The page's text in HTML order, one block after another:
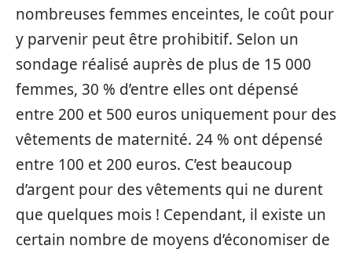
nombreuses femmes enceintes, le coût pour
y parvenir peut être prohibitif. Selon un
sondage réalisé auprès de plus de 15 000
femmes, 30 % d’entre elles ont dépensé
entre 200 et 500 euros uniquement pour des
vêtements de maternité. 24 % ont dépensé
entre 100 et 200 euros. C’est beaucoup
d’argent pour des vêtements qui ne durent
que quelques mois ! Cependant, il existe un
certain nombre de moyens d’économiser de